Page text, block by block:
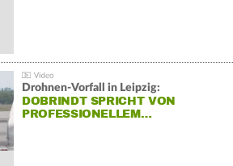
Drohnen-Vorfall in Leipzig:
DOBRINDT SPRICHT VON
PROFESSIONELLEM…